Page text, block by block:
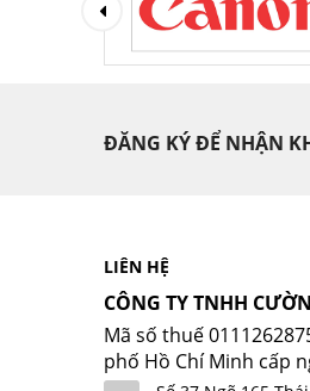
Thương hiệu khác
pinsen
Balo máy ảnh
BALO
BALO MÁY ẢNH
thẻ nhớ sandick
Vòng cao su ống
Vòng cao su ống
Vòng đeo ống
ĐĂNG KÝ ĐỂ NHẬN
LIÊN HỆ
CÔNG TY TNHH
Mã số thuế
phố Hồ Chí Minh cấp